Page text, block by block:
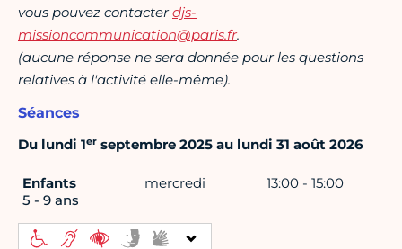
vous pouvez contacterdjs-
missioncommunication@paris.fr.
(aucune réponse ne sera donnée pour les questions
relatives à l'activité elle-même).
Séances
Du lundi 1er septembre 2025 au lundi 31 août 2026
Enfants
5 - 9 ans
mercredi 13:00 - 15:00